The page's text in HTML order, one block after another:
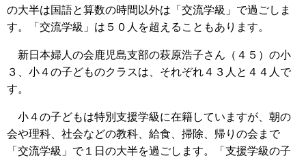
の大半は国語と算数の時間以外は「交流学級」で過ごしま
す。「交流学級」は５０人を超えることもあります。
新日本婦人の会鹿児島支部の萩原浩子さん（４５）の小
３、小４の子どものクラスは、それぞれ４３人と４４人で
す。
小４の子どもは特別支援学級に在籍していますが、朝の
会や理科、社会などの教科、給食、掃除、帰りの会まで
「交流学級」で１日の大半を過ごします。「支援学級の子